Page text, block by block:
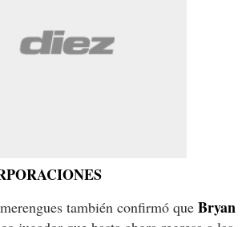
también confirmó que Bryan